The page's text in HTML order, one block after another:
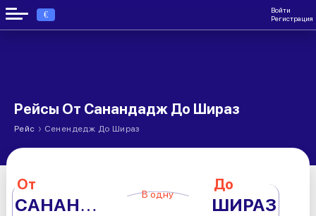
€
Войти
Регистрация
Рейсы От Санандадж До Шираз
Рейс › Сенендедж До Шираз
От
САНАНДАДЖ В одну
До
ШИРАЗ